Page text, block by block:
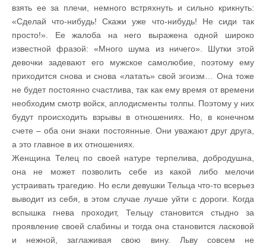
взять ее за плечи, немного встряхнуть и сильно крикнуть:
«Сделай что-нибудь! Скажи уже что-нибудь! Не сиди так
просто!». Ее жалоба на него выражена одной широко
известной фразой: «Много шума из ничего». Шутки этой
девочки задевают его мужское самолюбие, поэтому ему
приходится снова и снова «латать» свой эгоизм… Она тоже
не будет постоянно счастлива, так как ему время от времени
необходим смотр войск, аплодисменты толпы. Поэтому у них
будут происходить взрывы в отношениях. Но, в конечном
счете – оба они знаки постоянные. Они уважают друг друга,
а это главное в их отношениях.
Женщина Телец по своей натуре терпелива, добродушна,
она не может позволить себе из какой либо мелочи
устраивать трагедию. Но если девушки Тельца что-то всерьез
выводит из себя, в этом случае лучше уйти с дороги. Когда
вспышка гнева проходит, Тельцу становится стыдно за
проявление своей слабины и тогда она становится ласковой
и нежной, заглаживая свою вину. Льву совсем не